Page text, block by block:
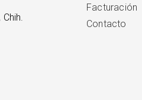
Facturación
Contacto